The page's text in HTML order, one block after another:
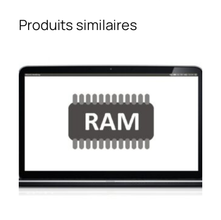
Produits similaires